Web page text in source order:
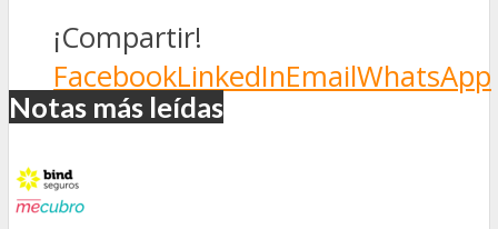
¡Compartir!
FacebookLinkedInEmailWhatsApp
Notas más leídas